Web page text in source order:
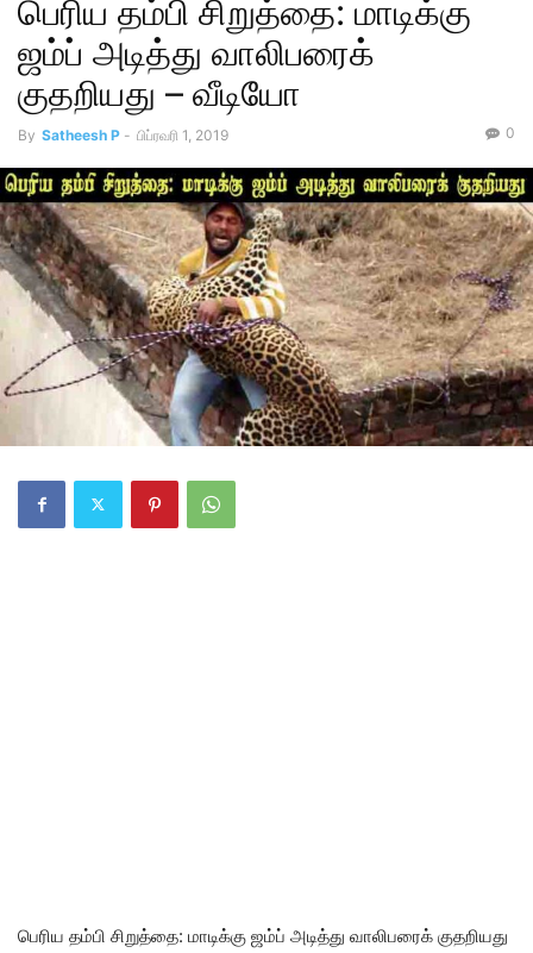
பெரிய தம்பி சிறுத்தை: மாடிக்கு
ஜம்ப் அடித்து வாலிபரைக்
குதறியது – வீடியோ
By Satheesh P - பிப்ரவரி 1, 2019 0
பெரிய தம்பி சிறுத்தை: மாடிக்கு ஜம்ப் அடித்து வாலிபரைக் குதறியது